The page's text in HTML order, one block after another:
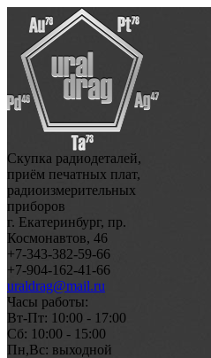
Скупка радиодеталей,
приём печатных плат,
радиоизмерительных
приборов
г. Екатеринбург, пр.
Космонавтов, 46
+7-343-382-59-66
+7-904-162-41-66
uraldrag@mail.ru
Часы работы:
Вт-Пт: 10:00 - 17:00
Сб: 10:00 - 15:00
Пн,Вс: выходной